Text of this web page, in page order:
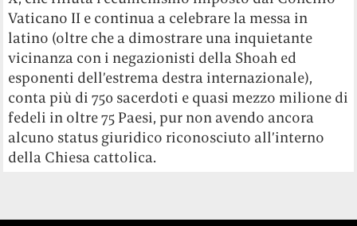
Vaticano II e continua a celebrare la messa in
latino (oltre che a dimostrare una inquietante
vicinanza con i negazionisti della Shoah ed
esponenti dell’estrema destra internazionale),
conta più di 750 sacerdoti e quasi mezzo milione di
fedeli in oltre 75 Paesi, pur non avendo ancora
alcuno status giuridico riconosciuto all’interno
della Chiesa cattolica.